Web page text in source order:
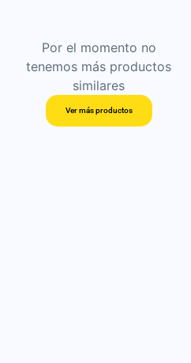
Por el momento no
tenemos más productos
similares
Ver más productos